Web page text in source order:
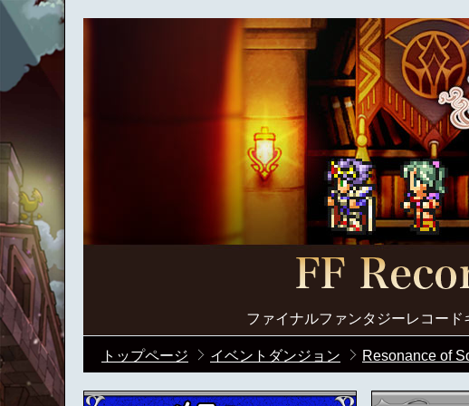
ファイナルファンタジーレコー
トップページ イベントダンジョン Resonance of